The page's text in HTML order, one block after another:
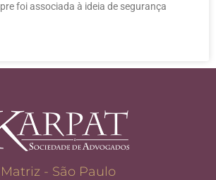
foi associada à ideia de segurança
Matriz - São Paulo